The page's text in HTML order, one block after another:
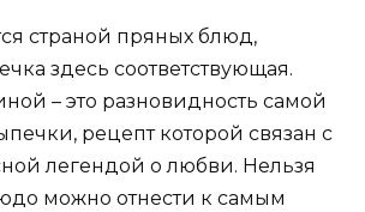
страной пряных блюд,
здесь соответствующая.
– это разновидность самой
рецепт которой связан с
легендой о любви. Нельзя
можно отнести к самым